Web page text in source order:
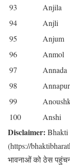
93
Anjila
94
Anjli
95
Anjum
96
Anmol
97
Annada
98
99
100
Anshi
Disclaimer: Bhakti
(https://
भावनाओं को ठेस